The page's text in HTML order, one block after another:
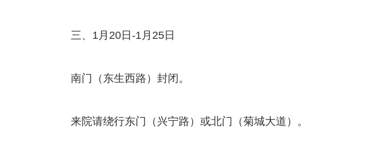
三、1月20日-1月25日
南门（东生西路）封闭。
来院请绕行东门（兴宁路）或北门（菊城大道）。